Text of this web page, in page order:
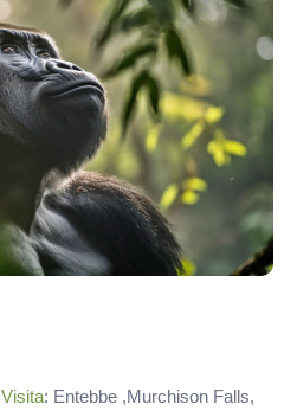
Visita: Entebbe ,Murchison Falls,